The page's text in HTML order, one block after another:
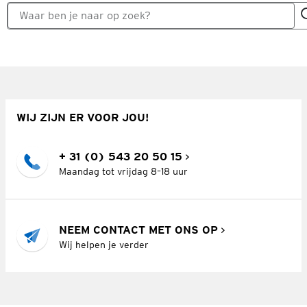
WIJ ZIJN ER VOOR JOU!
+ 31 (0) 543 20 50 15
Maandag tot vrijdag 8–18 uur
NEEM CONTACT MET ONS OP
Wij helpen je verder